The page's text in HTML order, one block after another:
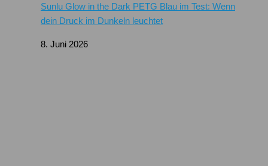
Sunlu Glow in the Dark PETG Blau im Test: Wenn
dein Druck im Dunkeln leuchtet
8. Juni 2026